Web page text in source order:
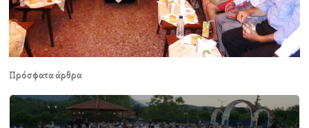
Πρόσφατα άρθρα